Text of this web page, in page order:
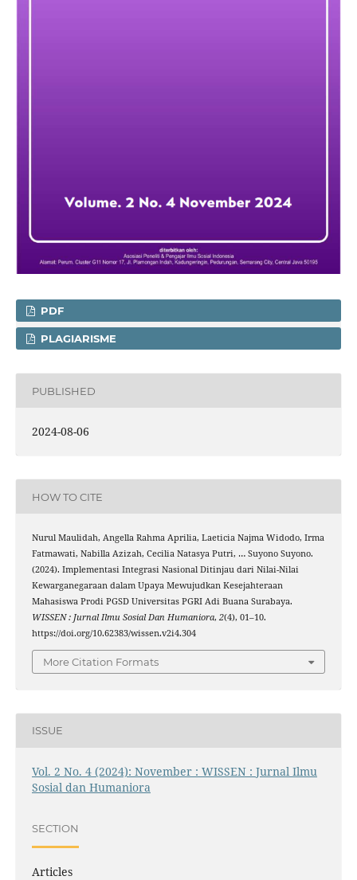
PDF
PLAGIARISME
PUBLISHED
2024-08-06
HOW TO CITE
Nurul Maulidah, Angella Rahma Aprilia, Laeticia Najma Widodo, Irma
Fatmawati, Nabilla Azizah, Cecilia Natasya Putri, … Suyono Suyono.
(2024). Implementasi Integrasi Nasional Ditinjau dari Nilai-Nilai
Kewarganegaraan dalam Upaya Mewujudkan Kesejahteraan
Mahasiswa Prodi PGSD Universitas PGRI Adi Buana Surabaya.
WISSEN : Jurnal Ilmu Sosial Dan Humaniora, 2(4), 01–10.
https://doi.org/10.62383/wissen.v2i4.304
More Citation Formats
ISSUE
Vol. 2 No. 4 (2024): November : WISSEN : Jurnal Ilmu
Sosial dan Humaniora
SECTION
Articles